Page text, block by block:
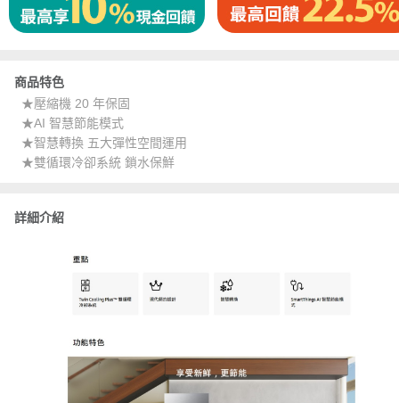
商品特色
★壓縮機 20 年保固
★AI 智慧節能模式
★智慧轉換 五大彈性空間運用
★雙循環冷卻系統 鎖水保鮮
詳細介紹